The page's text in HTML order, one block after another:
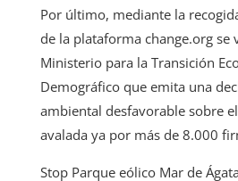
Por último, mediante la
de la plataforma change.org se
Ministerio para la Transición
Demográfico que emita una
ambiental desfavorable sobre
avalada ya por más de 8.000
Stop Parque eólico Mar de